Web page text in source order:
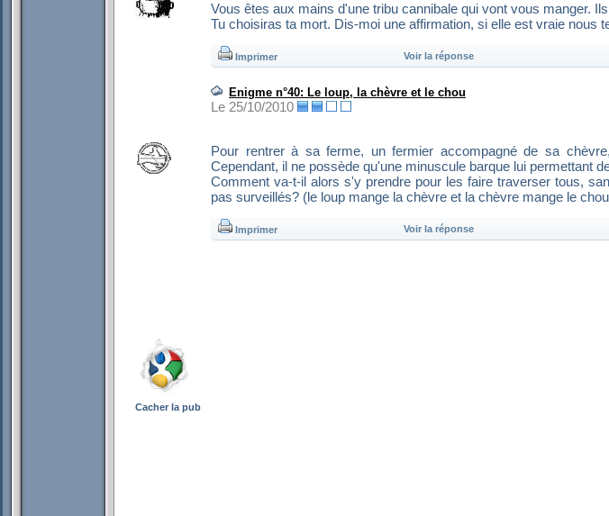
Vous êtes aux mains d'une tribu cannibale qui vont vous manger.
Tu choisiras ta mort. Dis-moi une affirmation, si elle est vraie nous
Imprimer Voir la réponse
Enigme n°40: Le loup, la chèvre et le chou
Le 25/10/2010
Pour rentrer à sa ferme, un fermier accompagné de sa
Cependant, il ne possède qu'une minuscule barque lui permettant
Comment va-t-il alors s'y prendre pour les faire traverser tous,
pas surveillés? (le loup mange la chèvre et la chèvre mange le
Imprimer Voir la réponse
Cacher la pub